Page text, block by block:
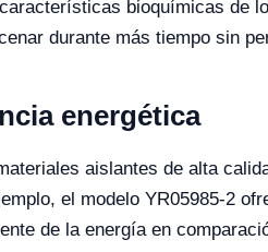
bioquímicas de
durante más tiempo sin
energética
aislantes de alta
el modelo YR05985-2
de la energía en